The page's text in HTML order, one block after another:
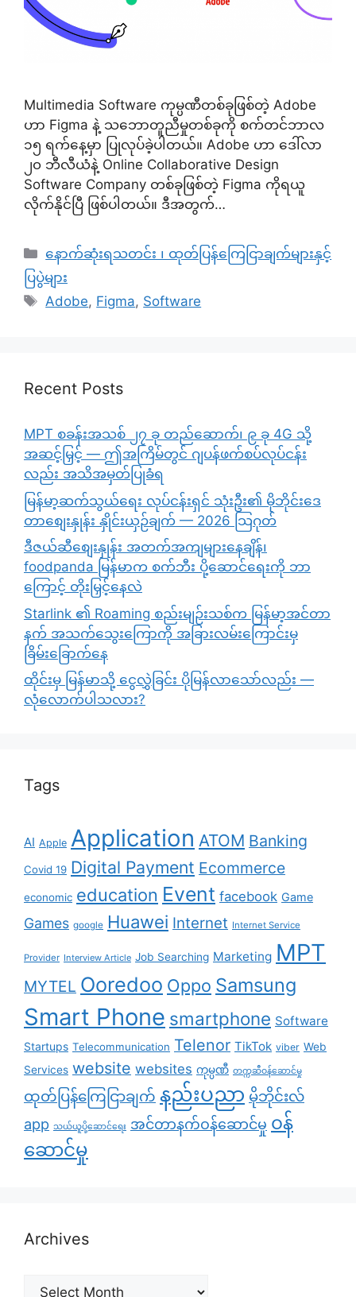
Multimedia Software ကုမ္ပဏီတစ်ခုဖြစ်တဲ့ Adobe
ဟာ Figma နဲ့ သဘောတူညီမှုတစ်ခုကို စက်တင်ဘာလ
၁၅ ရက်နေ့မှာ ပြုလုပ်ခဲ့ပါတယ်။ Adobe ဟာ ဒေါ်လာ
၂၀ ဘီလီယံနဲ့ Online Collaborative Design
Software Company တစ်ခုဖြစ်တဲ့ Figma ကိုရယူ
လိုက်နိုင်ပြီ ဖြစ်ပါတယ်။ ဒီအတွက်…
Categories
နောက်ဆုံးရသတင်း ၊ ထုတ်ပြန်ကြေငြာချက်များနှင့်
ပြပွဲများ
Tags
Adobe, Figma, Software
Recent Posts
MPT စခန်းအသစ် ၂၇ ခု တည်ဆောက်၊ ၉ ခု 4G သို့
အဆင့်မြှင့် — ဤအကြိမ်တွင် ဂျပန်ဖက်စပ်လုပ်ငန်း
လည်း အသိအမှတ်ပြုခံရ
မြန်မာ့ဆက်သွယ်ရေး လုပ်ငန်းရှင် သုံးဦး၏ မိုဘိုင်းဒေ
တာစျေးနှုန်း နှိုင်းယှဉ်ချက် — 2026 သြဂုတ်
ဒီဇယ်ဆီစျေးနှုန်း အတက်အကျများနေချိန်၊
foodpanda မြန်မာက စက်ဘီး ပို့ဆောင်ရေးကို ဘာ
ကြောင့် တိုးမြှင့်နေလဲ
Starlink ၏ Roaming စည်းမျဉ်းသစ်က မြန်မာ့အင်တာ
နက် အသက်သွေးကြောကို အခြားလမ်းကြောင်းမှ
ခြိမ်းခြောက်နေ
ထိုင်းမှ မြန်မာသို့ ငွေလွှဲခြင်း ပိုမြန်လာသော်လည်း —
လုံလောက်ပါသလား?
Tags
AI Apple Application ATOM Banking
Covid 19 Digital Payment Ecommerce
economic education Event facebook Game
Games google Huawei Internet Internet Service
Provider Interview Article Job Searching Marketing MPT
MYTEL Ooredoo Oppo Samsung
Smart Phone smartphone Software
Startups Telecommunication Telenor TikTok viber Web
Services website websites ကုမ္ပဏီ တက္ကဆီဝန်ဆောင်မှု
ထုတ်ပြန်ကြေငြာချက် နည်းပညာ မိုဘိုင်းလ်
app သယ်ယူပို့ဆောင်ရေး အင်တာနက်ဝန်ဆောင်မှု ၀န်
ဆောင်မှု
Archives
Archives